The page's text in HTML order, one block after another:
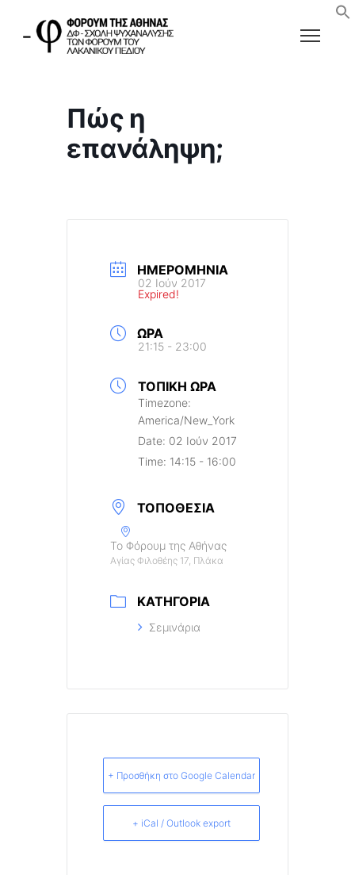
Πώς η
επανάληψη;
ΗΜΕΡΟΜΗΝΊΑ
02 Ιούν 2017
Expired!
ΏΡΑ
21:15 - 23:00
ΤΟΠΙΚΉ ΏΡΑ
Timezone:
America/New_York
Date: 02 Ιούν 2017
Time: 14:15 - 16:00
ΤΟΠΟΘΕΣΊΑ
Το Φόρουμ της Αθήνας
Αγίας Φιλοθέης 17, Πλάκα
ΚΑΤΗΓΟΡΊΑ
Σεμινάρια
+ Προσθήκη στο Google Calendar
+ iCal / Outlook export